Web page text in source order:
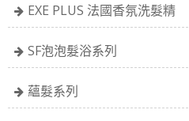
EXE PLUS 法國香氛洗髮精
SF泡泡髮浴系列
蘊髮系列